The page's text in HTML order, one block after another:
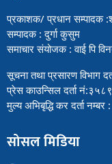
प्रकाशक/ प्रधान सम्पादक
सम्पादक : दुर्गा कुसुम
समाचार संयोजक : वाई पि
सूचना तथा प्रसारण विभाग
प्रेस काउन्सिल दर्ता
मुल्य अभिबृद्धि कर दर्ता
सोसल मिडिया